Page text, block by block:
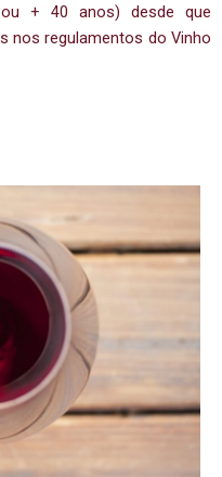
+ 40 anos) desde que
nos regulamentos do Vinho